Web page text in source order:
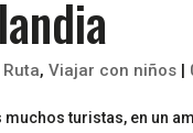
Ruta,Viajar con niños
turistas, en un